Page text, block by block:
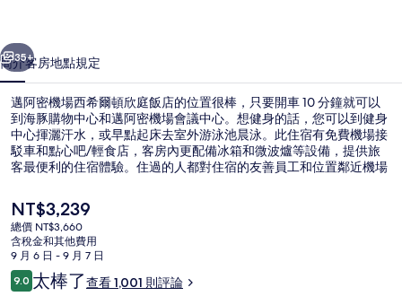
爾
頓
欣
庭
飯
店
的
相
片
個 下一個
35+
簡介客房地點規定
邁阿密機場西希爾頓欣庭飯店的位置很棒，只要開車 10 分鐘就可以
到海豚購物中心和邁阿密機場會議中心。想健身的話，您可以到健身
中心揮灑汗水，或早點起床去室外游泳池晨泳。此住宿有免費機場接
駁車和點心吧/輕食店，客房內更配備冰箱和微波爐等設備，提供旅
客最便利的住宿體驗。住過的人都對住宿的友善員工和位置鄰近機場
目
前
的
價
格
是
NT$3,239
總價 NT$3,660
含稅金和其他費用
9 月 6 日 - 9 月 7 日
評
論
9.09.0 分，滿分 10 分，
太棒了查看 1,001 則評論